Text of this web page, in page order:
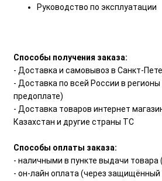
Руководство по эксплуатации
Способы получения заказа:
- Доставка и самовывоз в Санкт-
- Доставка по всей России в регионы
предоплате)
- Доставка товаров интернет
Казахстан и другие страны ТС
Способы оплаты заказа:
- наличными в пункте выдачи товара
- он-лайн оплата (через